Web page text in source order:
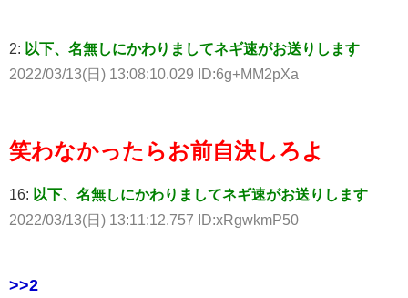
2: 以下、名無しにかわりましてネギ速がお送りします
2022/03/13(日) 13:08:10.029 ID:6g+MM2pXa
笑わなかったらお前自決しろよ
16: 以下、名無しにかわりましてネギ速がお送りします
2022/03/13(日) 13:11:12.757 ID:xRgwkmP50
>>2